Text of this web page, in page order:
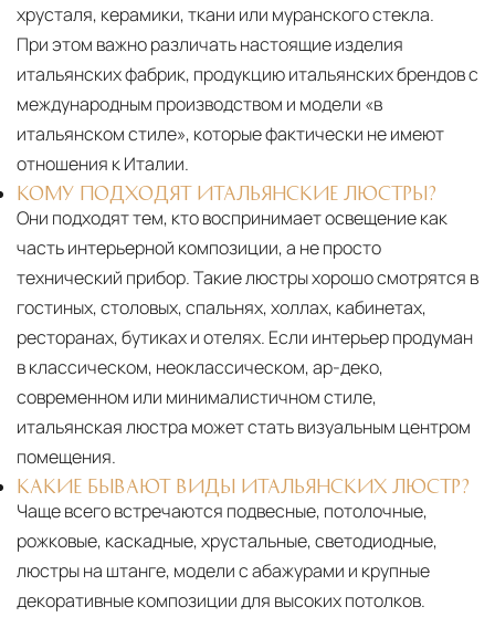
хрусталя, керамики, ткани или муранского стекла.
При этом важно различать настоящие изделия
итальянских фабрик, продукцию итальянских брендов с
международным производством и модели «в
итальянском стиле», которые фактически не имеют
отношения к Италии.
КОМУ ПОДХОДЯТ ИТАЛЬЯНСКИЕ ЛЮСТРЫ?
Они подходят тем, кто воспринимает освещение как
часть интерьерной композиции, а не просто
технический прибор. Такие люстры хорошо смотрятся в
гостиных, столовых, спальнях, холлах, кабинетах,
ресторанах, бутиках и отелях. Если интерьер продуман
в классическом, неоклассическом, ар-деко,
современном или минималистичном стиле,
итальянская люстра может стать визуальным центром
помещения.
КАКИЕ БЫВАЮТ ВИДЫ ИТАЛЬЯНСКИХ ЛЮСТР?
Чаще всего встречаются подвесные, потолочные,
рожковые, каскадные, хрустальные, светодиодные,
люстры на штанге, модели с абажурами и крупные
декоративные композиции для высоких потолков.